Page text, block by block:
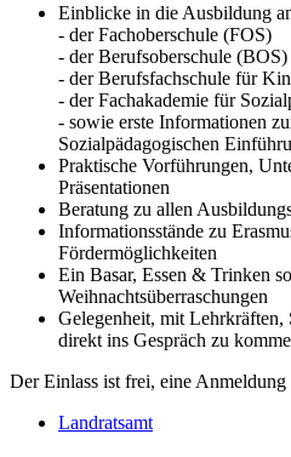
Einblicke in die Ausbildung
- der Fachoberschule (FOS)
- der Berufsoberschule (BOS)
- der Berufsfachschule für
- der Fachakademie für
- sowie erste Informationen
Sozialpädagogischen
Praktische Vorführungen,
Präsentationen
Beratung zu allen
Informationsstände zu
Fördermöglichkeiten
Ein Basar, Essen & Trinken
Weihnachtsüberraschungen
Gelegenheit, mit Lehrkräften,
direkt ins Gespräch zu
Der Einlass ist frei, eine
Landratsamt